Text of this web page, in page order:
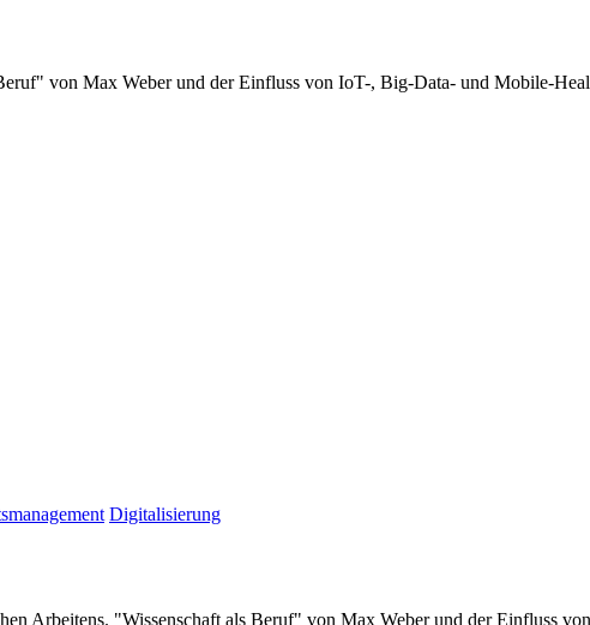
von Max Weber und der Einfluss von IoT-, Big-Data- und Mobile-
Digitalisierung
Arbeitens. "Wissenschaft als Beruf" von Max Weber und der Einfluss